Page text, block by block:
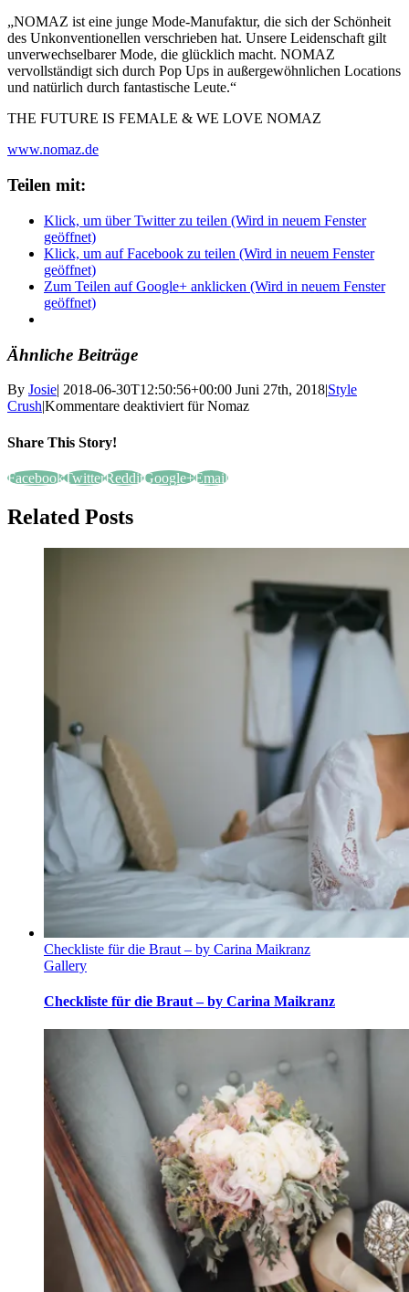
„NOMAZ ist eine junge Mode-Manufaktur, die sich der Schönheit
des Unkonventionellen verschrieben hat. Unsere Leidenschaft gilt
unverwechselbarer Mode, die glücklich macht. NOMAZ
vervollständigt sich durch Pop Ups in außergewöhnlichen Locations
und natürlich durch fantastische Leute.“
THE FUTURE IS FEMALE & WE LOVE NOMAZ
www.nomaz.de
Teilen mit:
Klick, um über Twitter zu teilen (Wird in neuem Fenster
geöffnet)
Klick, um auf Facebook zu teilen (Wird in neuem Fenster
geöffnet)
Zum Teilen auf Google+ anklicken (Wird in neuem Fenster
geöffnet)
Ähnliche Beiträge
By Josie| 2018-06-30T12:50:56+00:00 Juni 27th, 2018|Style
Crush|Kommentare deaktiviert für Nomaz
Share This Story!
FacebookTwitterRedditGoogle+Email
Related Posts
Checkliste für die Braut – by Carina Maikranz
Gallery
Checkliste für die Braut – by Carina Maikranz